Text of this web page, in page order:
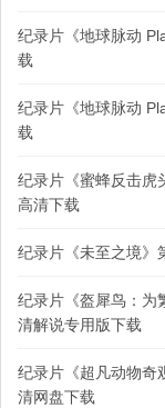
纪录片《地球脉动
载
纪录片《地球脉动
载
纪录片《蜜蜂反击虎
高清下载
纪录片《未至之境》
纪录片《盔犀鸟：为
清解说专用版下载
纪录片《超凡动物奇
清网盘下载